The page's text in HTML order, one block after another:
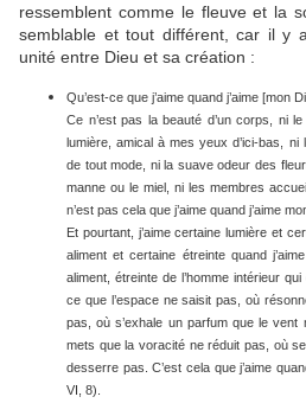
ressemblent comme le fleuve et la
semblable et tout différent, car il y
unité entre Dieu et sa création :
Qu’est-ce que j’aime quand j’aime [mon
Ce n’est pas la beauté d’un corps, ni
lumière, amical à mes yeux d’ici-bas,
de tout mode, ni la suave odeur des
manne ou le miel, ni les membres
n’est pas cela que j’aime quand j’aime
Et pourtant, j’aime certaine lumière et
aliment et certaine étreinte quand
aliment, étreinte de l’homme intérieur
ce que l’espace ne saisit pas, où
pas, où s’exhale un parfum que le
mets que la voracité ne réduit pas, où
desserre pas. C’est cela que j’aime
VI, 8).